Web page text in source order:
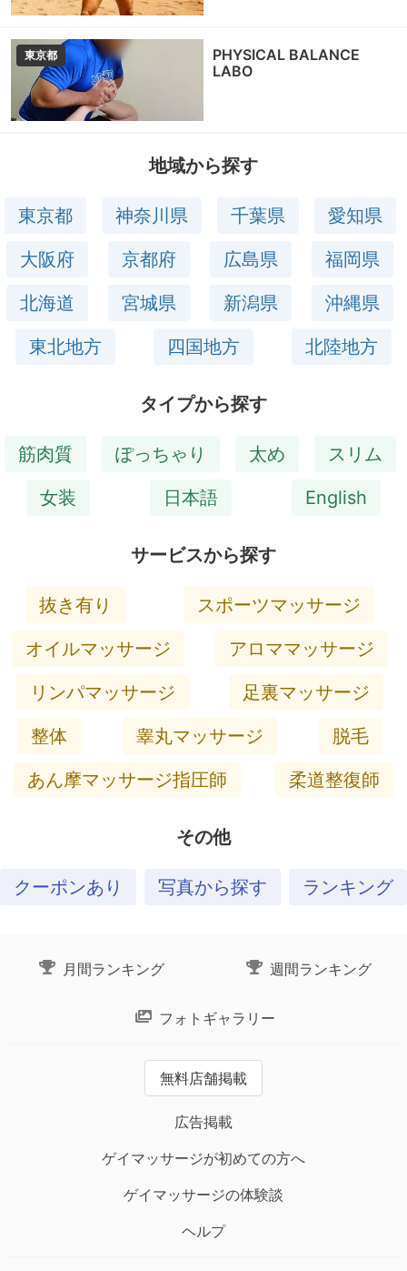
東京都
PHYSICAL BALANCE
LABO
地域から探す
東京都 神奈川県 千葉県
愛知県
大阪府
京都府 広島県
福岡県
北海道
宮城県 新潟県
沖縄県
東北地方
四国地方 北陸地方
タイプから探す
筋肉質 ぽっちゃり 太め
スリム
女装
日本語 English
サービスから探す
抜き有り
スポーツマッサージ
オイルマッサージ
アロママッサージ
リンパマッサージ
足裏マッサージ
整体
睾丸マッサージ
脱毛
あん摩マッサージ指圧師
柔道整復師
その他
クーポンあり 写真から探す ランキング
月間ランキング 週間ランキング
フォトギャラリー
無料店舗掲載
広告掲載
ゲイマッサージが初めての方へ
ゲイマッサージの体験談
ヘルプ